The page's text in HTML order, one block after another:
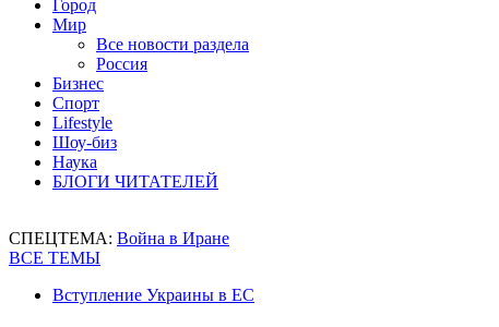
Город
Мир
Все новости раздела
Россия
Бизнес
Спорт
Lifestyle
Шоу-биз
Наука
БЛОГИ ЧИТАТЕЛЕЙ
СПЕЦТЕМА: Война в Иране
ВСЕ ТЕМЫ
Вступление Украины в ЕС